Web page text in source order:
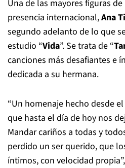
Una de las mayores figuras
presencia internacional,Ana
segundo adelanto de lo que
estudio “Vida”. Se trata de “
canciones más desafiantes e
dedicada a su hermana.
“Un homenaje hecho desde
que hasta el día de hoy nos
Mandar cariños a todas y
perdido un ser querido, que
íntimos, con velocidad